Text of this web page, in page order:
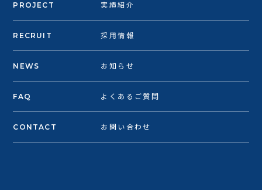
PROJECT 実績紹介
RECRUIT 採用情報
NEWS お知らせ
FAQ よくあるご質問
CONTACT お問い合わせ